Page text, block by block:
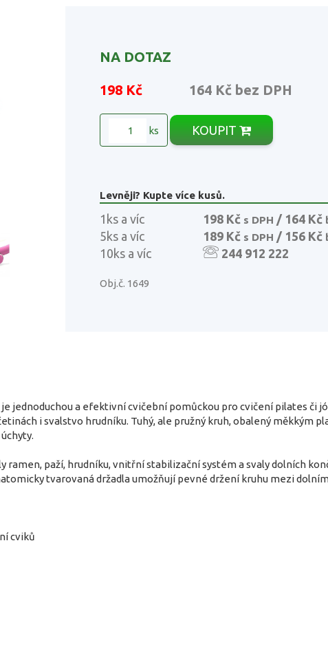
NA DOTAZ
198 Kč 164 Kč bez DPH
ks KOUPIT
Levněji? Kupte více kusů.
1ks a víc 198 Kčs DPH / 164 Kč
5ks a víc
189 Kčs DPH / 156 Kč
10ks a víc
244 912 222
Obj.č. 1649
jednoduchou a efektivní cvičební pomůckou pro cvičení pilates či
i svalstvo hrudníku. Tuhý, ale pružný kruh, obalený měkkým
ramen, paží, hrudníku, vnitřní stabilizační systém a svaly dolních
tvarovaná držadla umožňují pevné držení kruhu mezi
cviků